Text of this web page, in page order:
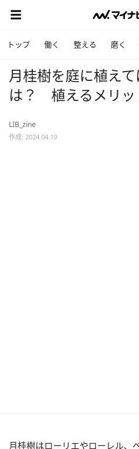
トップ 働く 整える 磨く
月桂樹を庭に植え
は？ 植えるメリッ
LIB_zine
作成: 2024.04.19
月桂樹はローリエやローレル、